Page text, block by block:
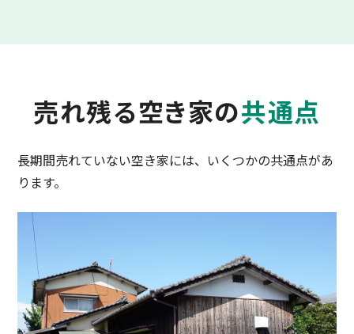
売れ残る空き家の共通点
長期間売れていない空き家には、いくつかの共通点があ
ります。